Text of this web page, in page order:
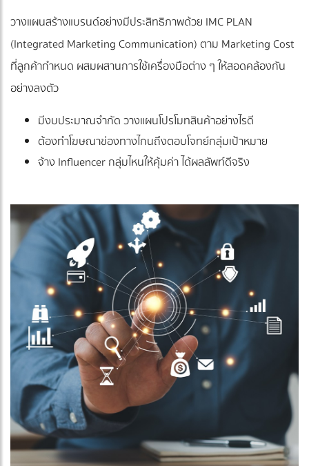
วางแผนสร้างแบรนด์อย่างมีประสิทธิภาพด้วย IMC PLAN
(Integrated Marketing Communication) ตาม Marketing Cost
ที่ลูกค้ากำหนด ผสมผสานการใช้เครื่องมือต่าง ๆ ให้สอดคล้องกัน
อย่างลงตัว
มีงบประมาณจำกัด วางแผนโปรโมทสินค้าอย่างไรดี
ต้องทำโฆษณาข่องทางไกนถึงตอบโจทย์กลุ่มเป้าหมาย
จ้าง Influencer กลุ่มไหนให้คุ้มค่า ได้ผลลัพท์ดีจริง